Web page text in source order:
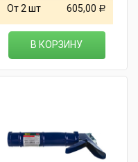
От 2 шт 605,00 Р
В КОРЗИНУ